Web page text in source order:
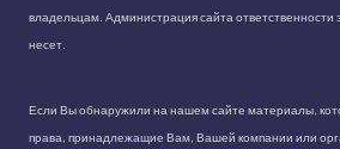
владельцам. Администрация сайта
несет.
Если Вы обнаружили на нашем сайте материалы,
права, принадлежащие Вам, Вашей компании или